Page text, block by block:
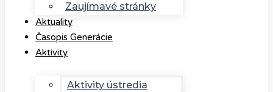
Zaujímavé stránky
Aktuality
Časopis Generácie
Aktivity
Aktivity ústredia